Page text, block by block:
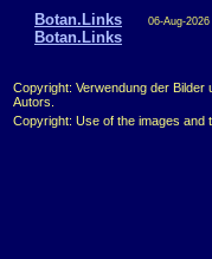
Botan.Links
Botan.Links
06-Aug-2026
Copyright: Verwendung der Bilder
Autors.
Copyright: Use of the images and